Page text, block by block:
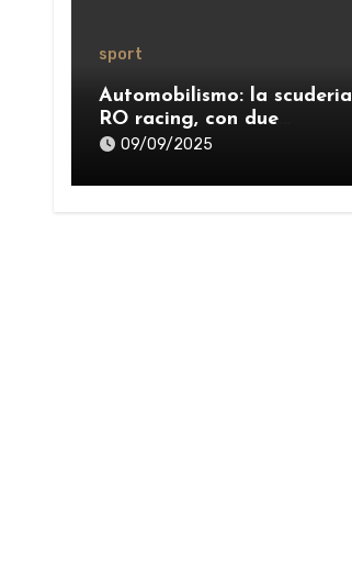
sport
Automobilismo: la scuderia
RO racing, con due
successi, protagonista del
09/09/2025